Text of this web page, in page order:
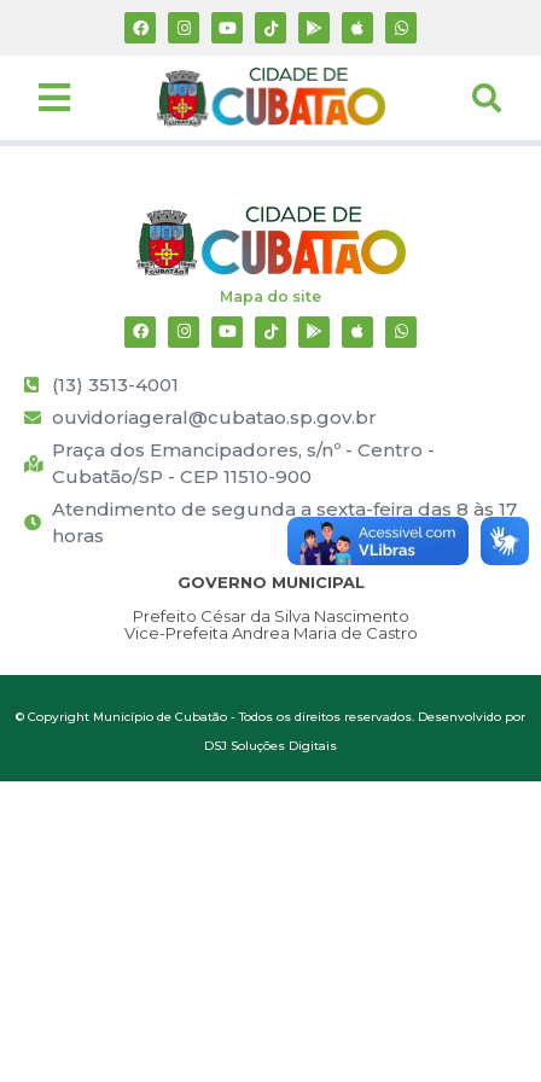
Mapa do site
(13) 3513-4001
ouvidoriageral@cubatao.sp.gov.br
Praça dos Emancipadores, s/nº - Centro -
Cubatão/SP - CEP 11510-900
Atendimento de segunda a sexta-feira das 8 às 17
horas
GOVERNO MUNICIPAL
Prefeito César da Silva Nascimento
Vice-Prefeita Andrea Maria de Castro
© Copyright Município de Cubatão - Todos os direitos reservados. Desenvolvido por
DSJ Soluções Digitais